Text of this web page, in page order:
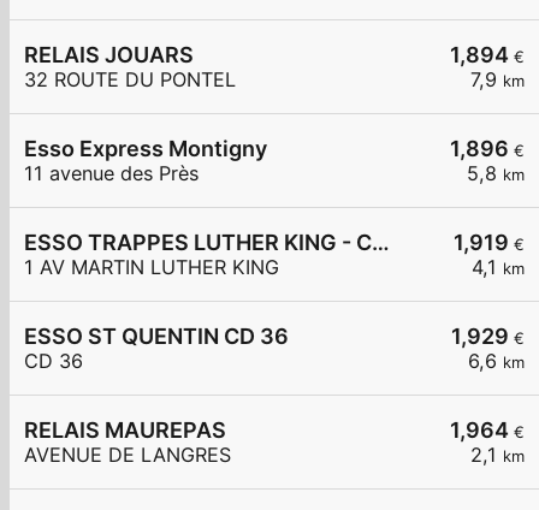
1,894 €
7,9 km
RELAIS JOUARS
32 ROUTE DU PONTEL
1,896 €
5,8 km
Esso Express Montigny
11 avenue des Près
1,919 €
4,1 km
ESSO TRAPPES LUTHER KING - CARREFOUR EXPRESS
1 AV MARTIN LUTHER KING
1,929 €
6,6 km
ESSO ST QUENTIN CD 36
CD 36
1,964 €
2,1 km
RELAIS MAUREPAS
AVENUE DE LANGRES